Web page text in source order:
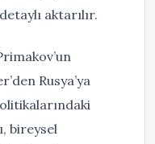
aktarılır.
Rusya’ya
bireysel